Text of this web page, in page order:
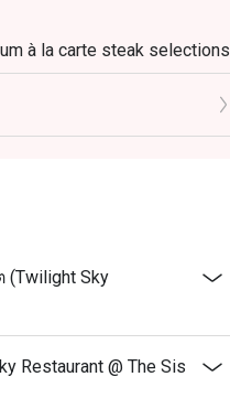
à la carte steak selections
both land and sea!
sets in over the spectacular
menu on this date.
Sky
Restaurant @ The Sis